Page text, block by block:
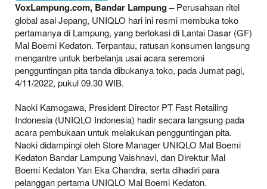
VoxLampung.com, Bandar Lampung –Perusahaan ritel
global asal Jepang, UNIQLO hari ini resmi membuka toko
pertamanya di Lampung, yang berlokasi di Lantai Dasar (GF)
Mal Boemi Kedaton. Terpantau, ratusan konsumen langsung
mengantre untuk berbelanja usai acara seremoni
pengguntingan pita tanda dibukanya toko, pada Jumat pagi,
4/11/2022, pukul 09.30 WIB.
Naoki Kamogawa, President Director PT Fast Retailing
Indonesia (UNIQLO Indonesia) hadir secara langsung pada
acara pembukaan untuk melakukan pengguntingan pita.
Naoki didampingi oleh Store Manager UNIQLO Mal Boemi
Kedaton Bandar Lampung Vaishnavi, dan Direktur Mal
Boemi Kedaton Yan Eka Chandra, serta dihadiri para
pelanggan pertama UNIQLO Mal Boemi Kedaton.